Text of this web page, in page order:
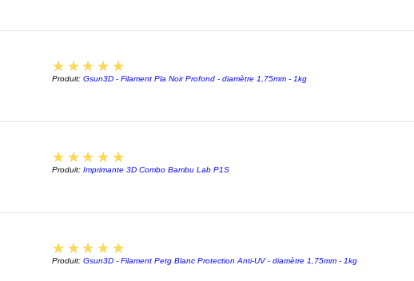
5
★★★★★
Produit: Gsun3D - Filament Pla Noir Profond - diamètre 1,75mm - 1kg
5
★★★★★
Produit: Imprimante 3D Combo Bambu Lab P1S
5
★★★★★
Produit: Gsun3D - Filament Petg Blanc Protection Anti-UV - diamètre 1,75mm - 1kg